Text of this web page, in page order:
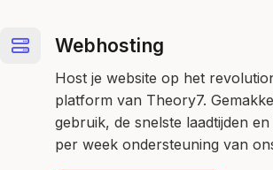
Webhosting
Host je website op het
platform van Theory7.
gebruik, de snelste laadtijden
per week ondersteuning van